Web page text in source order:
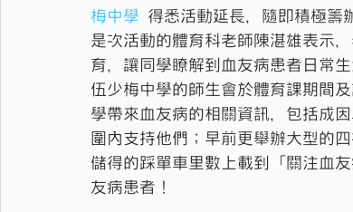
梅中學 得悉活動延長，隨即積極籌
是次活動的體育科老師陳湛雄表示
育，讓同學瞭解到血友病患者日常
伍少梅中學的師生會於體育課期間
學帶來血友病的相關資訊，包括成
圍內支持他們；早前更舉辦大型的
儲得的踩單車里數上載到「關注血
友病患者！